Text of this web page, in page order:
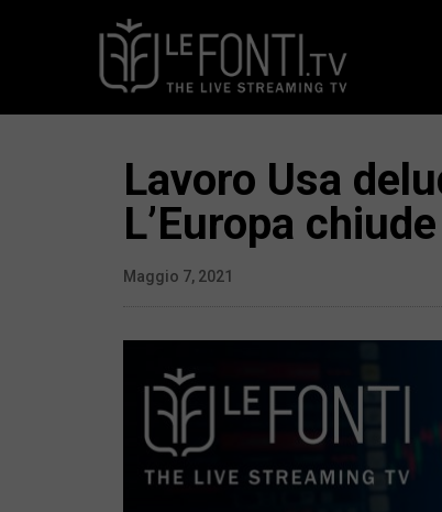
Lavoro Usa
L’Europa
Maggio 7, 2021